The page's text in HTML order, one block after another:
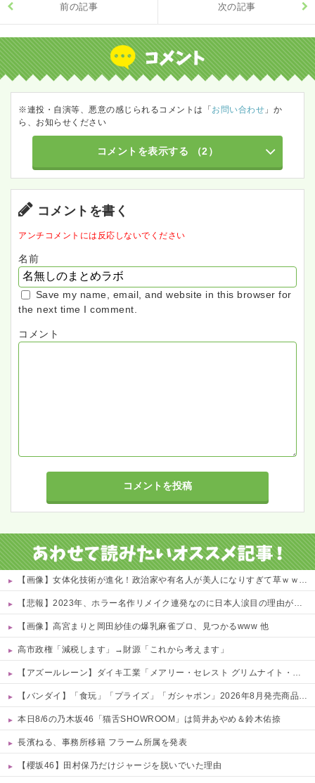
前の記事 次の記事
※連投・自演等、悪意の感じられるコメントは「お問い合わせ 」か
ら、お知らせください
コメントを表示する （2）
コメントを書く
アンチコメントには反応しないでください
名前
Save my name, email, and website in this browser for
the next time I comment.
コメント
【画像】女体化技術が進化！政治家や有名人が美人になりすぎて草ｗｗｗｗ 他
【悲報】2023年、ホラー名作リメイク連発なのに日本人涙目の理由がこれｗｗｗｗ 他
【画像】高宮まりと岡田紗佳の爆乳麻雀プロ、見つかるwww 他
高市政権「減税します」→財源「これから考えます」
【アズールレーン】ダイキ工業「メアリー・セレスト グリムナイト・リーパー」フィギュア【10日予約開始】
【バンダイ】「食玩」「プライズ」「ガシャポン」2026年8月発売商品【発売スケジュール】
本日8/6の乃木坂46「猫舌SHOWROOM」は筒井あやめ＆鈴木佑捺
長濱ねる、事務所移籍 フラーム所属を発表
【櫻坂46】田村保乃だけジャージを脱いでいた理由